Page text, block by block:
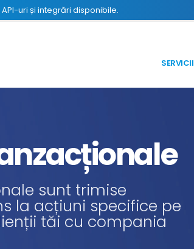
API-uri și integrări disponibile.
SERVICII
sunt trimise
la acțiuni specifice pe
tăi cu compania